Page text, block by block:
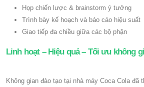
Họp chiến lược & brainstorm ý tưởng
Trình bày kế hoạch và báo cáo hiệu suất
Giao tiếp đa chiều giữa các bộ phận
Linh hoạt – Hiệu quả – Tối ưu không
Không gian đào tạo tại nhà máy Coca Cola đã